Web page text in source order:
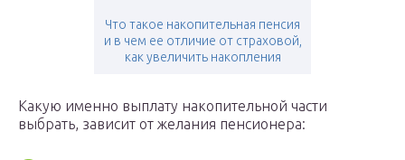
Что такое накопительная пенсия
и в чем ее отличие от страховой,
как увеличить накопления
Какую именно выплату накопительной части
выбрать, зависит от желания пенсионера: